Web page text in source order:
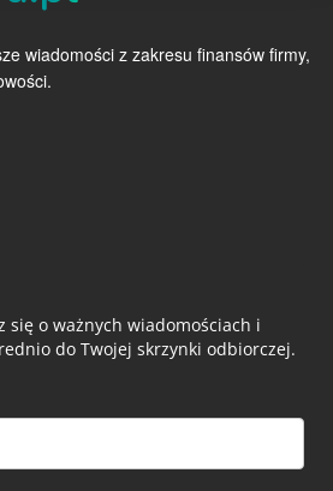
wiadomości z zakresu finansów firmy,
się o ważnych wiadomościach i
do Twojej skrzynki odbiorczej.